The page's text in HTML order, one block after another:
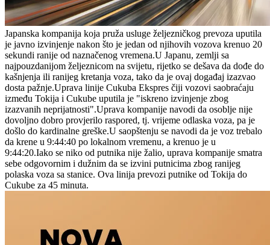
Japanska kompanija koja pruža usluge željezničkog prevoza uputila
je javno izvinjenje nakon što je jedan od njihovih vozova krenuo 20
sekundi ranije od naznačenog vremena.U Japanu, zemlji sa
najpouzdanijom željeznicom na svijetu, rijetko se dešava da dođe do
kašnjenja ili ranijeg kretanja voza, tako da je ovaj događaj izazvao
dosta pažnje.Uprava linije Cukuba Ekspres čiji vozovi saobraćaju
između Tokija i Cukube uputila je "iskreno izvinjenje zbog
izazvanih neprijatnosti".Uprava kompanije navodi da osoblje nije
dovoljno dobro provjerilo raspored, tj. vrijeme odlaska voza, pa je
došlo do kardinalne greške.U saopštenju se navodi da je voz trebalo
da krene u 9:44:40 po lokalnom vremenu, a krenuo je u
9:44:20.Iako se niko od putnika nije žalio, uprava kompanije smatra
sebe odgovornim i dužnim da se izvini putnicima zbog ranijeg
polaska voza sa stanice. Ova linija prevozi putnike od Tokija do
Cukube za 45 minuta.